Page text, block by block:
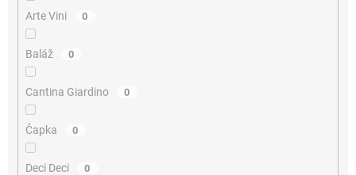
Arte Vini 0
Baláž 0
Cantina Giardino 0
Čapka 0
Deci Deci 0